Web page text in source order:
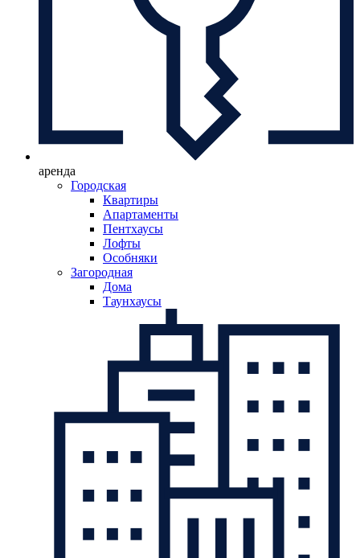
аренда
Городская
Квартиры
Апартаменты
Пентхаусы
Лофты
Особняки
Загородная
Дома
Таунхаусы